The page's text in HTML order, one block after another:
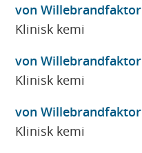
von Willebrandfaktor
Klinisk kemi
von
Klinisk kemi
von Willebrandfaktor
Klinisk kemi